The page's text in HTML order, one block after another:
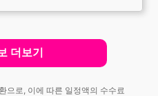
더보기
으로, 이에 따른 일정액의 수수료